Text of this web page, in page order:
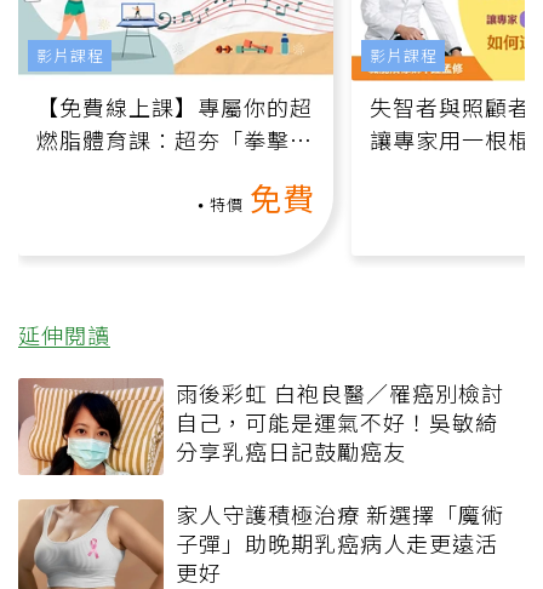
【免費線上課】專屬你的超
燃脂體育課：超夯「拳擊有
特價 免費
影片課程
失智者與照顧者
讓專家用一根棍
影片課程
延伸閱讀
雨後彩虹 白袍良醫／罹癌別檢討
自己，可能是運氣不好！吳敏綺
分享乳癌日記鼓勵癌友
家人守護積極治療 新選擇「魔術
子彈」助晚期乳癌病人走更遠活
更好